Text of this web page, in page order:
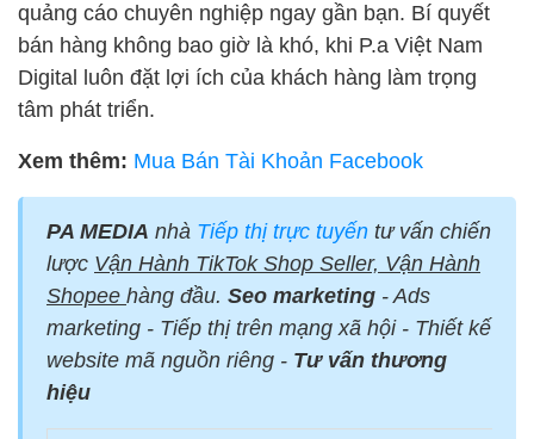
quảng cáo chuyên nghiệp ngay gần bạn. Bí quyết
bán hàng không bao giờ là khó, khi P.a Việt Nam
Digital luôn đặt lợi ích của khách hàng làm trọng
tâm phát triển.
Xem thêm: Mua Bán Tài Khoản Facebook
PA MEDIA nhà Tiếp thị trực tuyến tư vấn chiến
lược Vận Hành TikTok Shop Seller, Vận Hành
Shopee hàng đầu. Seo marketing - Ads
marketing - Tiếp thị trên mạng xã hội - Thiết kế
website mã nguồn riêng - Tư vấn thương
hiệu